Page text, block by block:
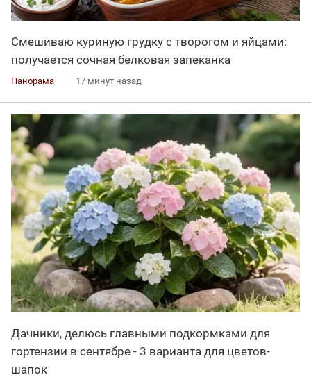
Смешиваю куриную грудку с творогом и яйцами:
получается сочная белковая запеканка
Панорама 17 минут назад
Дачники, делюсь главными подкормками для
гортензии в сентябре - 3 варианта для цветов-
шапок